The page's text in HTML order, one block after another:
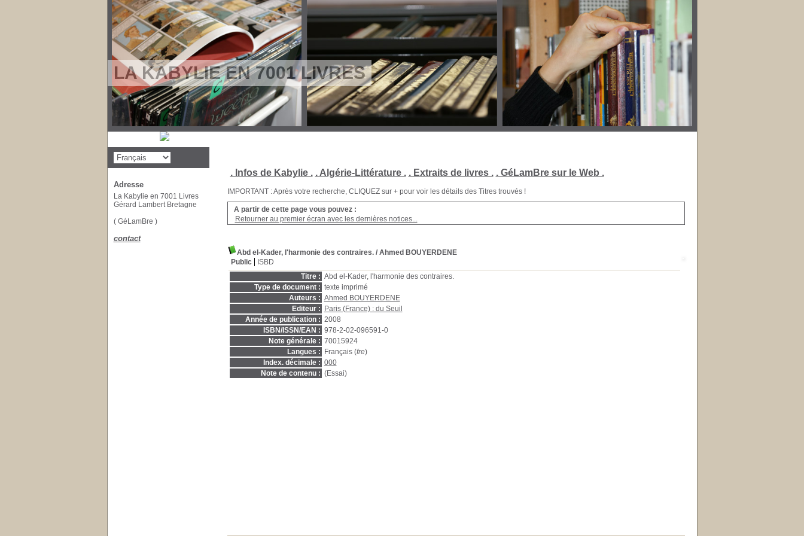
LA KABYLIE EN 7001 LIVRES
. Infos de Kabylie . . Algérie-Littérature . . Extraits de livres . . GéLamBre sur le Web .
IMPORTANT : Après votre recherche, CLIQUEZ sur + pour voir les détails des Titres trouvés !
A partir de cette page vous pouvez :
Retourner au premier écran avec les dernières notices...
Abd el-Kader, l'harmonie des contraires./ Ahmed BOUYERDENE
Public
ISBD
Titre : Abd el-Kader, l'harmonie des contraires.
Type de document : texte imprimé
Auteurs : Ahmed BOUYERDENE
Editeur :
Paris (France) : du Seuil
Année de publication : 2008
ISBN/ISSN/EAN : 978-2-02-096591-0
Note générale : 70015924
Langues :
Français (fre)
Index. décimale : 000
Note de contenu : (Essai)
Adresse
La Kabylie en 7001 Livres
Gérard Lambert Bretagne
( GéLamBre )
contact